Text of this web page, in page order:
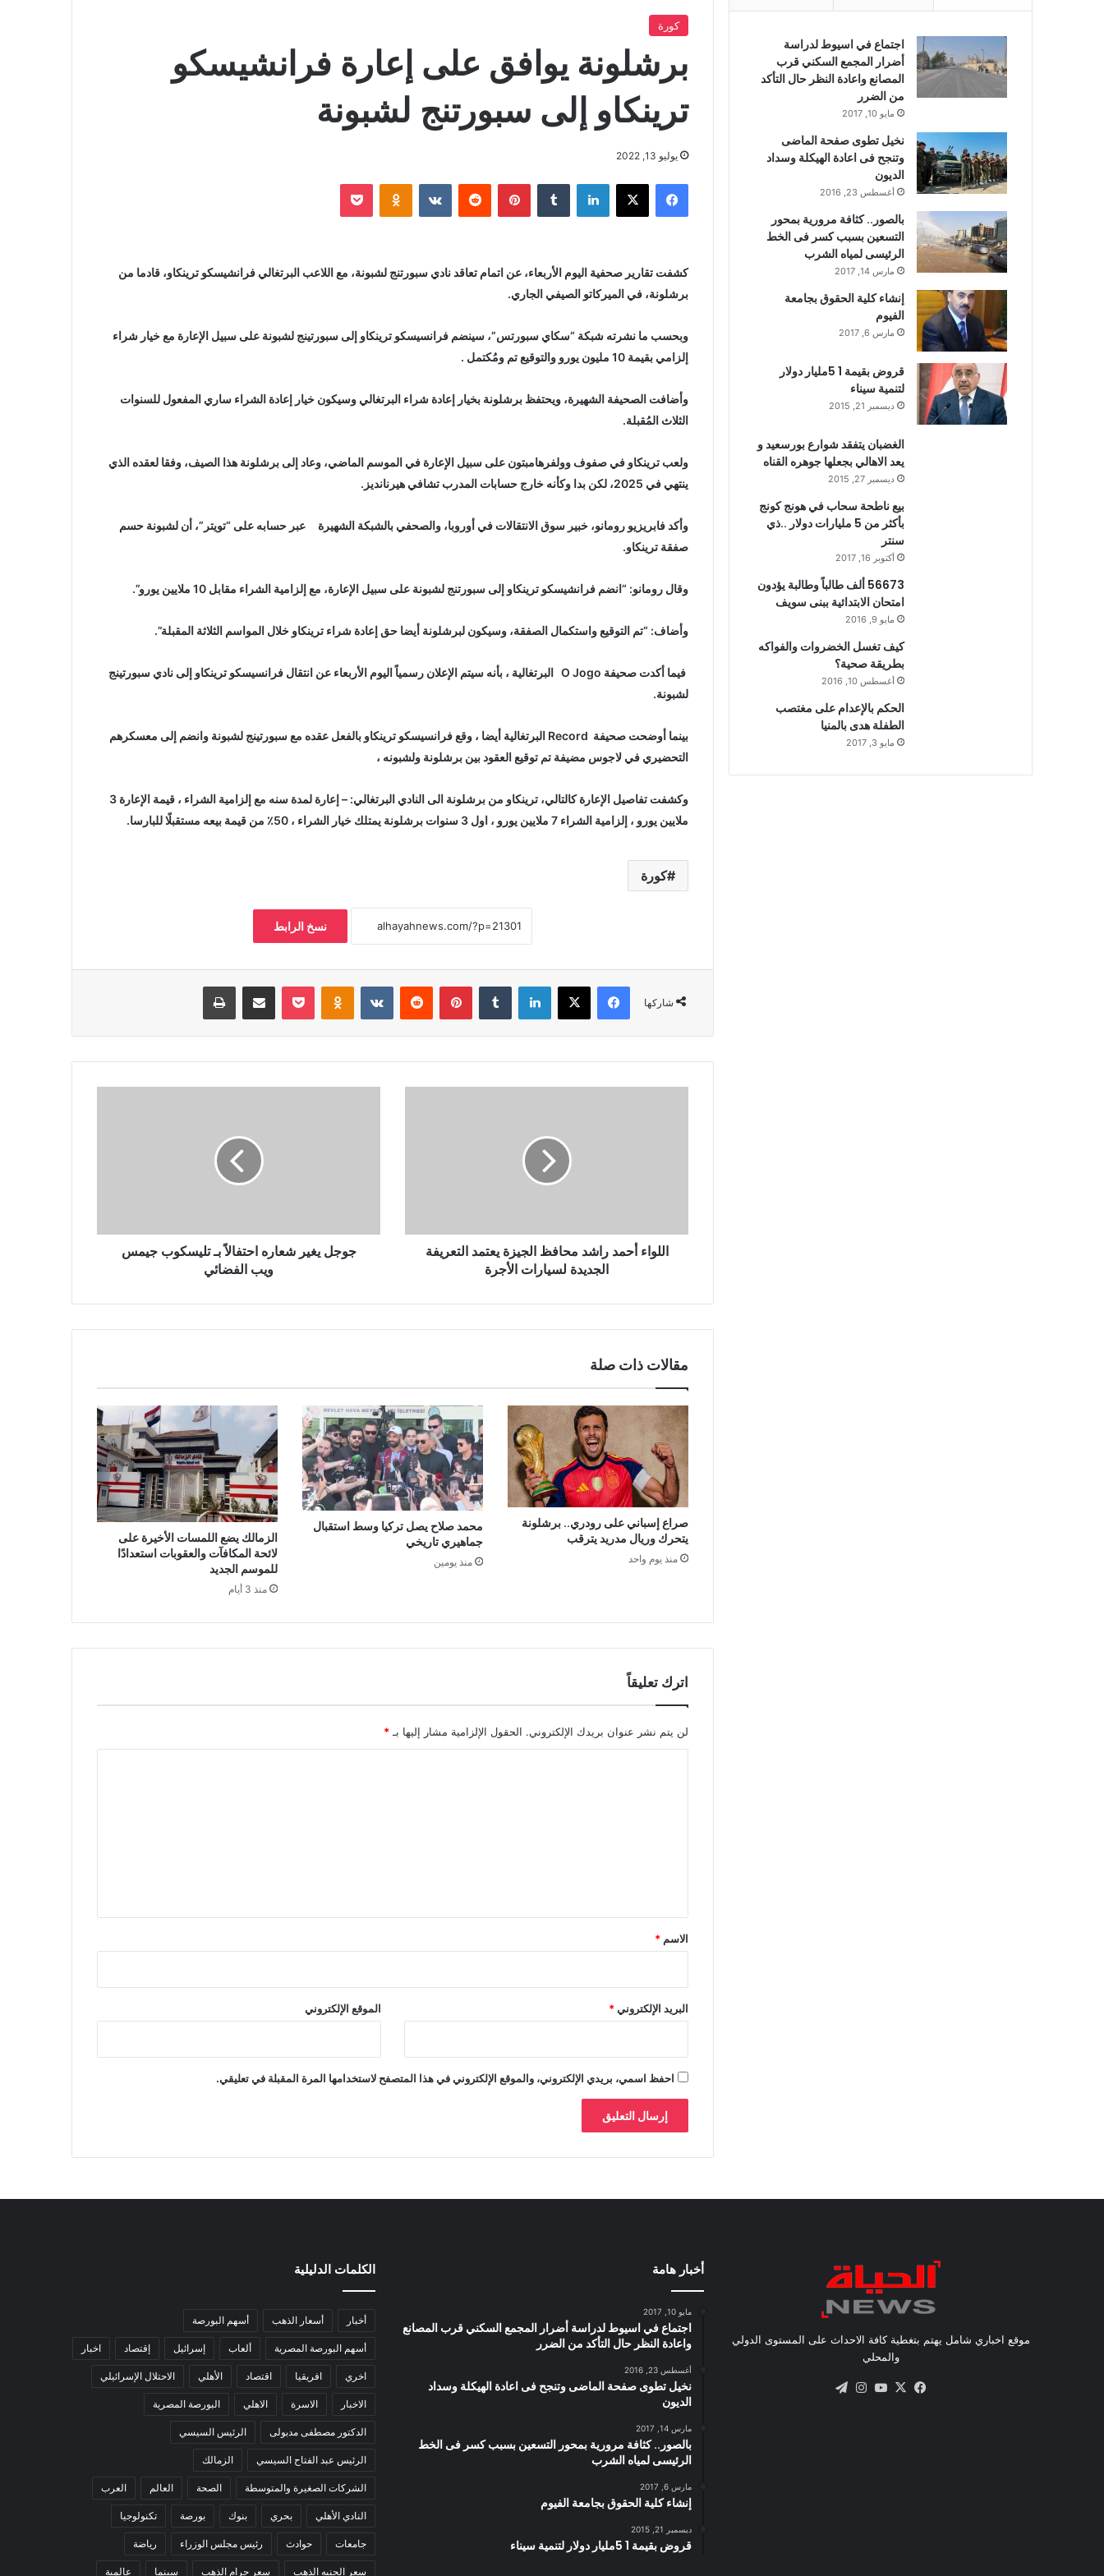
كورة
برشلونة يوافق على إعارة فرانشيسكو
ترينكاو إلى سبورتنج لشبونة
يوليو 13, 2022
فيسبوك لينكدإن بينتيريست
كشفت تقارير صحفية اليوم الأربعاء، عن اتمام تعاقد نادي سبورتنج لشبونة، مع اللاعب البرتغالي فرانشيسكو ترينكاو، قادما من
برشلونة، في الميركاتو الصيفي الجاري.
وبحسب ما نشرته شبكة “سكاي سبورتس”، سينضم فرانسيسكو ترينكاو إلى سبورتينج لشبونة على سبيل الإعارة مع خيار شراء
إلزامي بقيمة 10 مليون يورو والتوقيع تم ومُكتمل .
وأضافت الصحيفة الشهيرة، ويحتفظ برشلونة بخيار إعادة شراء البرتغالي وسيكون خيار إعادة الشراء ساري المفعول للسنوات
الثلاث المُقبلة.
ولعب ترينكاو في صفوف وولفرهامبتون على سبيل الإعارة في الموسم الماضي، وعاد إلى برشلونة هذا الصيف، وفقا لعقده الذي
ينتهي في 2025، لكن بدا وكأنه خارج حسابات المدرب تشافي هيرنانديز.
وأكد فابريزيو رومانو، خبير سوق الانتقالات في أوروبا، والصحفي بالشبكة الشهيرة عبر حسابه على “تويتر”، أن لشبونة حسم
صفقة ترينكاو.
وقال رومانو: “انضم فرانشيسكو ترينكاو إلى سبورتنج لشبونة على سبيل الإعارة، مع إلزامية الشراء مقابل 10 ملايين يورو”.
وأضاف: “تم التوقيع واستكمال الصفقة، وسيكون لبرشلونة أيضا حق إعادة شراء ترينكاو خلال المواسم الثلاثة المقبلة”.
فيما أكدت صحيفة O Jogo البرتغالية ، بأنه سيتم الإعلان رسمياً اليوم الأربعاء عن انتقال فرانسيسكو ترينكاو إلى نادي سبورتينج
لشبونة.
بينما أوضحت صحيفة Record البرتغالية أيضا ، وقع فرانسيسكو ترينكاو بالفعل عقده مع سبورتينج لشبونة وانضم إلى معسكرهم
التحضيري في لاجوس مضيفة تم توقيع العقود بين برشلونة ولشبونه ،
وكشفت تفاصيل الإعارة كالتالي، ترينكاو من برشلونة الى النادي البرتغالي: – إعارة لمدة سنه مع إلزامية الشراء ، قيمة الإعارة 3
ملايين يورو ، إلزامية الشراء 7 ملايين يورو ، اول 3 سنوات برشلونة يمتلك خيار الشراء ، 50٪ من قيمة بيعه مستقبلًا للبارسا.
كورة
نسخ الرابط
شاركها
فيسبوك لينكدإن بينتيريست بوكيت
اللواء أحمد راشد محافظ الجيزة يعتمد التعريفة
الجديدة لسيارات الأجرة
جوجل يغير شعاره احتفالاً بـ تليسكوب جيمس
ويب الفضائي
مقالات ذات صلة
صراع إسباني على رودري.. برشلونة
يتحرك وريال مدريد يترقب
منذ يوم واحد
محمد صلاح يصل تركيا وسط استقبال
جماهيري تاريخي
منذ يومين
الزمالك يضع اللمسات الأخيرة على
لائحة المكافآت والعقوبات استعدادًا
للموسم الجديد
منذ 3 أيام
اترك تعليقاً
لن يتم نشر عنوان بريدك الإلكتروني. الحقول الإلزامية مشار إليها بـ *
*
الاسم *
البريد الإلكتروني* الموقع الإلكتروني
احفظ اسمي، بريدي الإلكتروني، والموقع الإلكتروني في هذا المتصفح لاستخدامها المرة المقبلة في تعليقي.
اجتماع في اسيوط لدراسة
أضرار المجمع السكني قرب
المصانع واعادة النظر حال التأكد
من الضرر
مايو 10, 2017
نخيل تطوى صفحة الماضى
وتنجح فى اعادة الهيكلة وسداد
الديون
أغسطس 23, 2016
بالصور.. كثافة مرورية بمحور
التسعين بسبب كسر فى الخط
الرئيسى لمياه الشرب
مارس 14, 2017
إنشاء كلية الحقوق بجامعة
الفيوم
مارس 6, 2017
قروض بقيمة 1 5مليار دولار
لتنمية سيناء
ديسمبر 21, 2015
الغضبان يتفقد شوارع بورسعيد و
يعد الاهالي بجعلها جوهره القناه
ديسمبر 27, 2015
بيع ناطحة سحاب في هونج كونج
بأكثر من 5 مليارات دولار ..ذي
سنتر
أكتوبر 16, 2017
56673 ألف طالباً وطالبة يؤدون
امتحان الابتدائية ببنى سويف
مايو 9, 2016
كيف تغسل الخضروات والفواكه
بطريقة صحية؟
أغسطس 10, 2016
الحكم بالإعدام على مغتصب
الطفلة هدى بالمنيا
مايو 3, 2017
موقع اخباري شامل يهتم بتغطية كافة الاحداث على المستوى الدولي
والمحلي
فيسبوك
X يوتيوبانستقرام
أخبار هامة
مايو 10, 2017
اجتماع في اسيوط لدراسة أضرار المجمع السكني قرب المصانع
واعادة النظر حال التأكد من الضرر
أغسطس 23, 2016
نخيل تطوى صفحة الماضى وتنجح فى اعادة الهيكلة وسداد
الديون
مارس 14, 2017
بالصور.. كثافة مرورية بمحور التسعين بسبب كسر فى الخط
الرئيسى لمياه الشرب
مارس 6, 2017
إنشاء كلية الحقوق بجامعة الفيوم
ديسمبر 21, 2015
قروض بقيمة 1 5مليار دولار لتنمية سيناء
الكلمات الدليلية
أخبار أسعار الذهب أسهم البورصة
أسهم البورصة المصرية ألعاب إسرائيل إقتصاد اخبار
اخري افريقيا اقتصاد الأهلي الاحتلال الإسرائيلي
الاخبار الاسرة الاهلي البورصة المصرية
الدكتور مصطفى مدبولى الرئيس السيسي
الرئيس عبد الفتاح السيسي الزمالك
الشركات الصغيرة والمتوسطة الصحة العالم العرب
النادي الأهلي بحري بنوك بورصة تكنولوجيا
جامعات حوادث رئيس مجلس الوزراء رياضة
سعر الجنيه الذهب سعر جرام الذهب سينما عالمية